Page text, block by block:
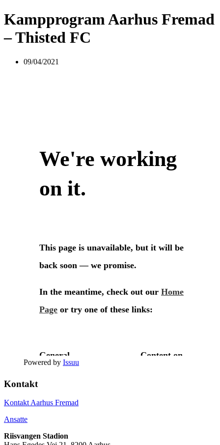
Kampprogram Aarhus Fremad
– Thisted FC
09/04/2021
Powered by Issuu
Kontakt
Kontakt Aarhus Fremad
Ansatte
Riisvangen Stadion